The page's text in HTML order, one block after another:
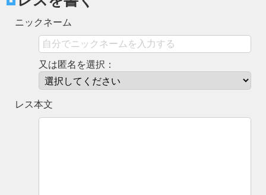
ニックネーム
又は匿名を選択：
レス本文